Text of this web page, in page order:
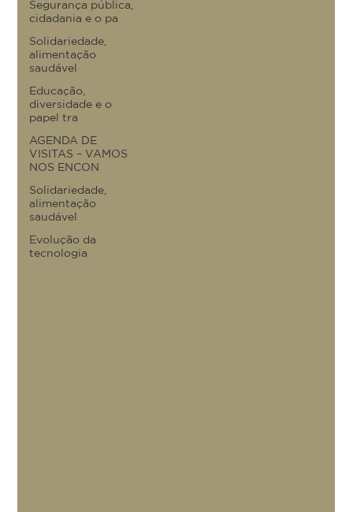
Segurança pública,
cidadania e o pa
Solidariedade,
alimentação
saudável
Educação,
diversidade e o
papel tra
AGENDA DE
VISITAS – VAMOS
NOS ENCON
Solidariedade,
alimentação
saudável
Evolução da
tecnologia